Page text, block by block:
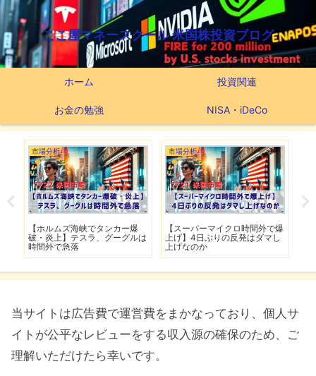
ここ屋マネースクール 米国株投資ブログ
ホーム 投資関連
お金の勉強 NISA・iDeCo
市場分析
【ホルムズ海峡でタンカー爆
破・炎上】テスラ、グーグルは
時間外で急落
市場分析
【スーパーマイクロ時間外で爆
上げ】4日ぶりの反発はダマし
上げなのか
当サイトは広告費で運営費をまかなっており、個人サ
イトが公平なレビューをする収入源の確保のため、ご
理解いただけたら幸いです。